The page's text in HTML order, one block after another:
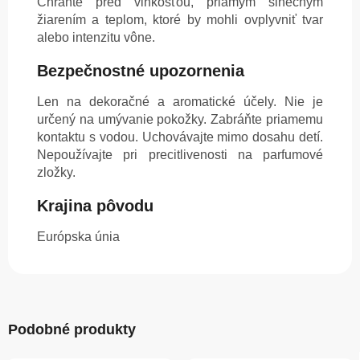
žiarením a teplom, ktoré by mohli ovplyvniť tvar
alebo intenzitu vône.
Bezpečnostné upozornenia
Len na dekoračné a aromatické účely. Nie je
určený na umývanie pokožky. Zabráňte priamemu
kontaktu s vodou. Uchovávajte mimo dosahu detí.
Nepoužívajte pri precitlivenosti na parfumové
zložky.
Krajina pôvodu
Európska únia
Podobné produkty